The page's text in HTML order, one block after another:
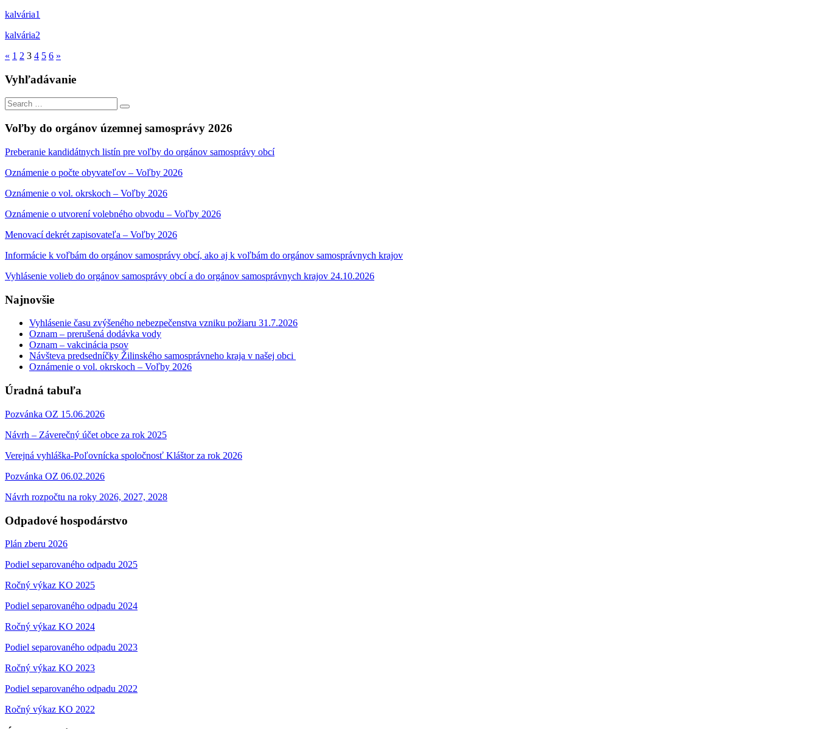
kalvária1
kalvária2
Stránkovanie
príspevkov
« Previous
1 2 3 4 5 6 Next
»
Vyhľadávanie
Search
for:
Search
Voľby do orgánov územnej samosprávy 2026
Preberanie kandidátnych listín pre voľby do orgánov samosprávy obcí
Oznámenie o počte obyvateľov – Voľby 2026
Oznámenie o vol. okrskoch – Voľby 2026
Oznámenie o utvorení volebného obvodu – Voľby 2026
Menovací dekrét zapisovateľa – Voľby 2026
Informácie k voľbám do orgánov samosprávy obcí, ako aj k voľbám do orgánov samosprávnych krajov
Vyhlásenie volieb do orgánov samosprávy obcí a do orgánov samosprávnych krajov 24.10.2026
Najnovšie
Vyhlásenie času zvýšeného nebezpečenstva vzniku požiaru 31.7.2026
Oznam – prerušená dodávka vody
Oznam – vakcinácia psov
Návšteva predsedníčky Žilinského samosprávneho kraja v našej obci
Oznámenie o vol. okrskoch – Voľby 2026
Úradná tabuľa
Pozvánka OZ 15.06.2026
Návrh – Záverečný účet obce za rok 2025
Verejná vyhláška-Poľovnícka spoločnosť Kláštor za rok 2026
Pozvánka OZ 06.02.2026
Návrh rozpočtu na roky 2026, 2027, 2028
Odpadové hospodárstvo
Plán zberu 2026
Podiel separovaného odpadu 2025
Ročný výkaz KO 2025
Podiel separovaného odpadu 2024
Ročný výkaz KO 2024
Podiel separovaného odpadu 2023
Ročný výkaz KO 2023
Podiel separovaného odpadu 2022
Ročný výkaz KO 2022